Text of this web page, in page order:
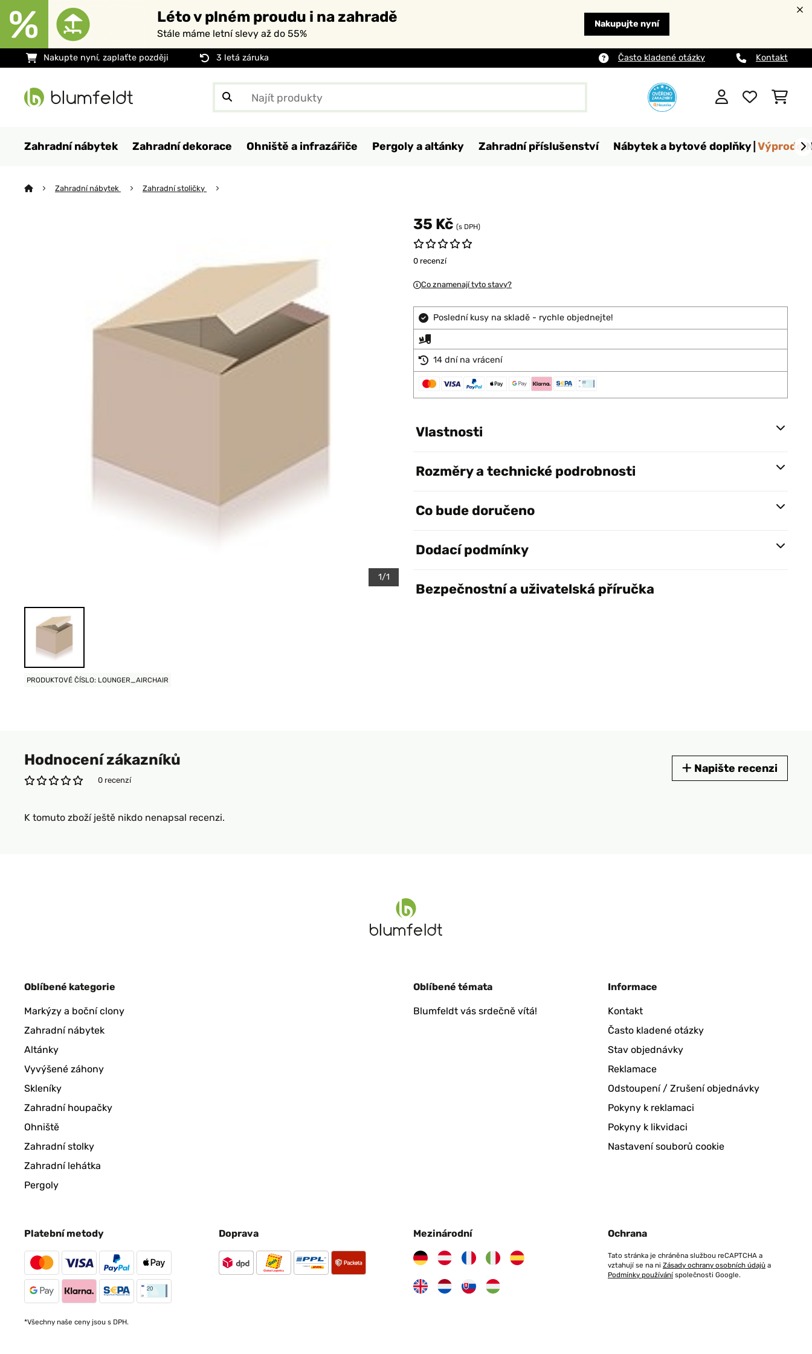
Léto v plném proudu i na zahradě
Stále máme letní slevy až do 55%
Nakupujte nyní
Nakupte nyní, zaplaťte později 3 letá záruka Často kladené otázky Kontakt
Zahradní nábytek Zahradní dekorace Ohniště a infrazářiče Pergoly a altánky Zahradní příslušenství Nábytek a bytové doplňky Výprodej
Zahradní nábytek Zahradní stoličky
1/1
PRODUKTOVÉ ČÍSLO: LOUNGER_AIRCHAIR
35 Kč (s DPH)
0 recenzí
Co znamenají tyto stavy?
Poslední kusy na skladě - rychle objednejte!
14 dní na vrácení
Vlastnosti
Rozměry a technické podrobnosti
Co bude doručeno
Dodací podmínky
Bezpečnostní a uživatelská příručka
Hodnocení zákazníků
0 recenzí
Napište recenzi
K tomuto zboží ještě nikdo nenapsal recenzi.
Oblíbené kategorie
Markýzy a boční clony
Zahradní nábytek
Altánky
Vyvýšené záhony
Skleníky
Zahradní houpačky
Ohniště
Zahradní stolky
Zahradní lehátka
Pergoly
Oblíbené témata
Blumfeldt vás srdečně vítá!
Informace
Kontakt
Často kladené otázky
Stav objednávky
Reklamace
Odstoupení / Zrušení objednávky
Pokyny k reklamaci
Pokyny k likvidaci
Nastavení souborů cookie
Platební metody
*Všechny naše ceny jsou s DPH.
Doprava Mezinárodní Ochrana
Tato stránka je chráněna službou reCAPTCHA a
vztahují se na ni Zásady ochrany osobních údajů a
Podmínky používání společnosti Google.